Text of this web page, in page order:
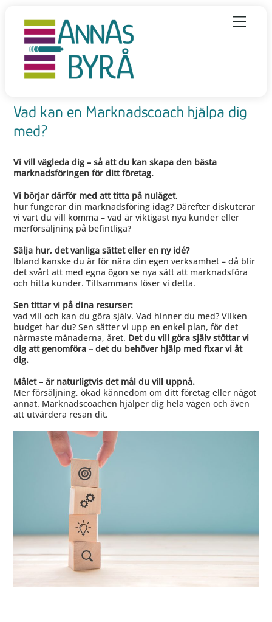
content
Menu
Vad kan en Marknadscoach hjälpa dig
med?
Vi vill vägleda dig – så att du kan skapa den bästa
marknadsföringen för ditt företag.
Vi börjar därför med att titta på nuläget,
hur fungerar din marknadsföring idag? Därefter diskuterar
vi vart du vill komma – vad är viktigast nya kunder eller
merförsäljning på befintliga?
Sälja hur, det vanliga sättet eller en ny idé?
Ibland kanske du är för nära din egen verksamhet – då blir
det svårt att med egna ögon se nya sätt att marknadsföra
och hitta kunder. Tillsammans löser vi detta.
Sen tittar vi på dina resurser:
vad vill och kan du göra själv. Vad hinner du med? Vilken
budget har du? Sen sätter vi upp en enkel plan, för det
närmaste månaderna, året. Det du vill göra själv stöttar vi
dig att genomföra – det du behöver hjälp med fixar vi åt
dig.
Målet – är naturligtvis det mål du vill uppnå.
Mer försäljning, ökad kännedom om ditt företag eller något
annat. Marknadscoachen hjälper dig hela vägen och även
att utvärdera resan dit.